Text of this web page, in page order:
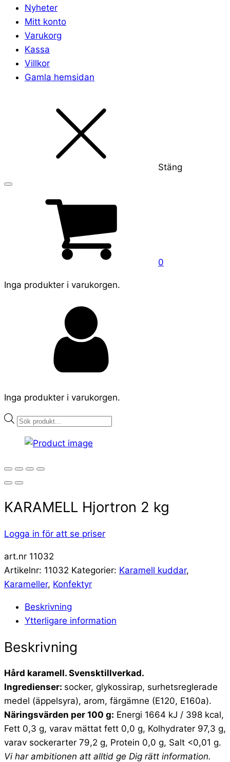
Nyheter
Mitt konto
Varukorg
Kassa
Villkor
Gamla hemsidan
Stäng
0
Inga produkter i varukorgen.
Inga produkter i varukorgen.
Products
KARAMELL Hjortron 2 kg
Logga in för att se priser
art.nr 11032
Artikelnr: 11032 Kategorier: Karamell kuddar,
Karameller, Konfektyr
Beskrivning
Ytterligare information
Beskrivning
Hård karamell. Svensktillverkad.
Ingredienser: socker, glykossirap, surhetsreglerade
medel (äppelsyra), arom, färgämne (E120, E160a).
Näringsvärden per 100 g: Energi 1664 kJ / 398 kcal,
Fett 0,3 g, varav mättat fett 0,0 g, Kolhydrater 97,3 g,
varav sockerarter 79,2 g, Protein 0,0 g, Salt <0,01 g.
Vi har ambitionen att alltid ge Dig rätt information.